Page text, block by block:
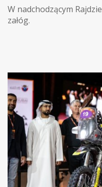
W nadchodzącym
załóg.